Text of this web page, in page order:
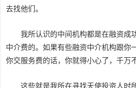
去找他们。
我所认识的中间机构都是在融资成
中介费的。如果有些融资中介机构跟你
你交服务费的话，你就得小心了，千万
这些就是我所在寻找天使投资人时